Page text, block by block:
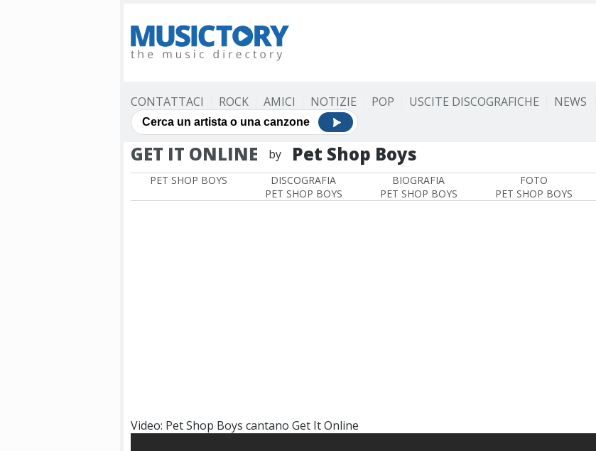
CONTATTACI ROCK AMICI NOTIZIE POP USCITE DISCOGRAFICHE NEWS
GET IT ONLINE by Pet Shop Boys
PET SHOP BOYS
DISCOGRAFIA
PET SHOP BOYS
BIOGRAFIA
PET SHOP BOYS
FOTO
PET SHOP BOYS
Video: Pet Shop Boys cantano Get It Online